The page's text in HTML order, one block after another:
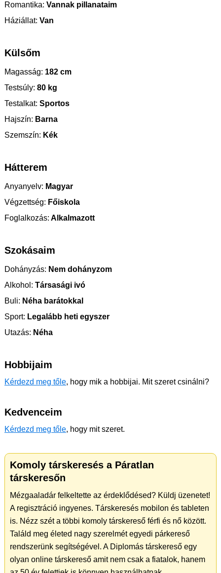
Romantika: Vannak pillanataim
Háziállat: Van
Külsőm
Magasság: 182 cm
Testsúly: 80 kg
Testalkat: Sportos
Hajszín: Barna
Szemszín: Kék
Hátterem
Anyanyelv: Magyar
Végzettség: Főiskola
Foglalkozás: Alkalmazott
Szokásaim
Dohányzás: Nem dohányzom
Alkohol: Társasági ivó
Buli: Néha barátokkal
Sport: Legalább heti egyszer
Utazás: Néha
Hobbijaim
Kérdezd meg tőle, hogy mik a hobbijai. Mit szeret csinálni?
Kedvenceim
Kérdezd meg tőle, hogy mit szeret.
Komoly társkeresés a Páratlan
társkeresőn
Mézgaaladár felkeltette az érdeklődésed? Küldj üzenetet!
A regisztráció ingyenes. Társkeresés mobilon és tableten
is. Nézz szét a többi komoly társkereső férfi és nő között.
Találd meg életed nagy szerelmét egyedi párkereső
rendszerünk segítségével. A Diplomás társkereső egy
olyan online társkereső amit nem csak a fiatalok, hanem